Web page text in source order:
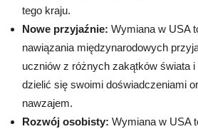
tego kraju.
Nowe przyjaźnie: Wymiana w USA
nawiązania międzynarodowych
uczniów z różnych zakątków świata
dzielić się swoimi doświadczeniami
nawzajem.
Rozwój osobisty: Wymiana w USA